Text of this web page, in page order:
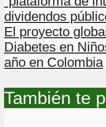
dividendos
El proyecto
Diabetes en
año en Colombia
También te